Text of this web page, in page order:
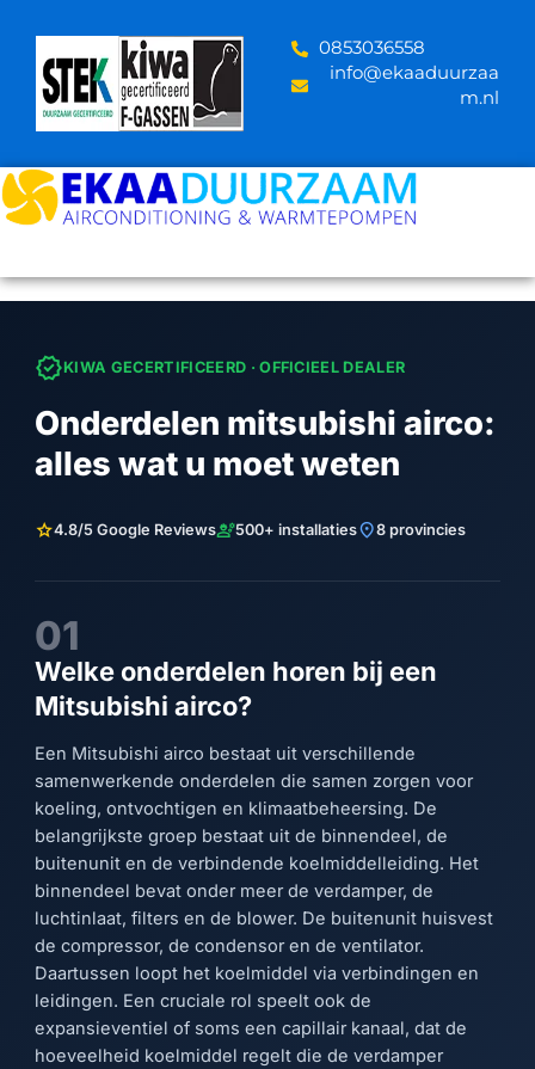
content
‪0853036558
info@ekaaduurzaa
m.nl
verifiedKIWA GECERTIFICEERD · OFFICIEEL DEALER
Onderdelen mitsubishi airco:
alles wat u moet weten
star4.8/5 Google Reviewsengineering500+ installatieslocation_on8 provincies
01
Welke onderdelen horen bij een
Mitsubishi airco?
Een Mitsubishi airco bestaat uit verschillende
samenwerkende onderdelen die samen zorgen voor
koeling, ontvochtigen en klimaatbeheersing. De
belangrijkste groep bestaat uit de binnendeel, de
buitenunit en de verbindende koelmiddelleiding. Het
binnendeel bevat onder meer de verdamper, de
luchtinlaat, filters en de blower. De buitenunit huisvest
de compressor, de condensor en de ventilator.
Daartussen loopt het koelmiddel via verbindingen en
leidingen. Een cruciale rol speelt ook de
expansieventiel of soms een capillair kanaal, dat de
hoeveelheid koelmiddel regelt die de verdamper